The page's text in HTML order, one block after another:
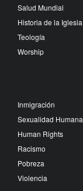
Salud Mundial
Historia de la Iglesia
Teología
Worship
Inmigración
Sexualidad Humana
Human Rights
Racismo
Pobreza
Violencia